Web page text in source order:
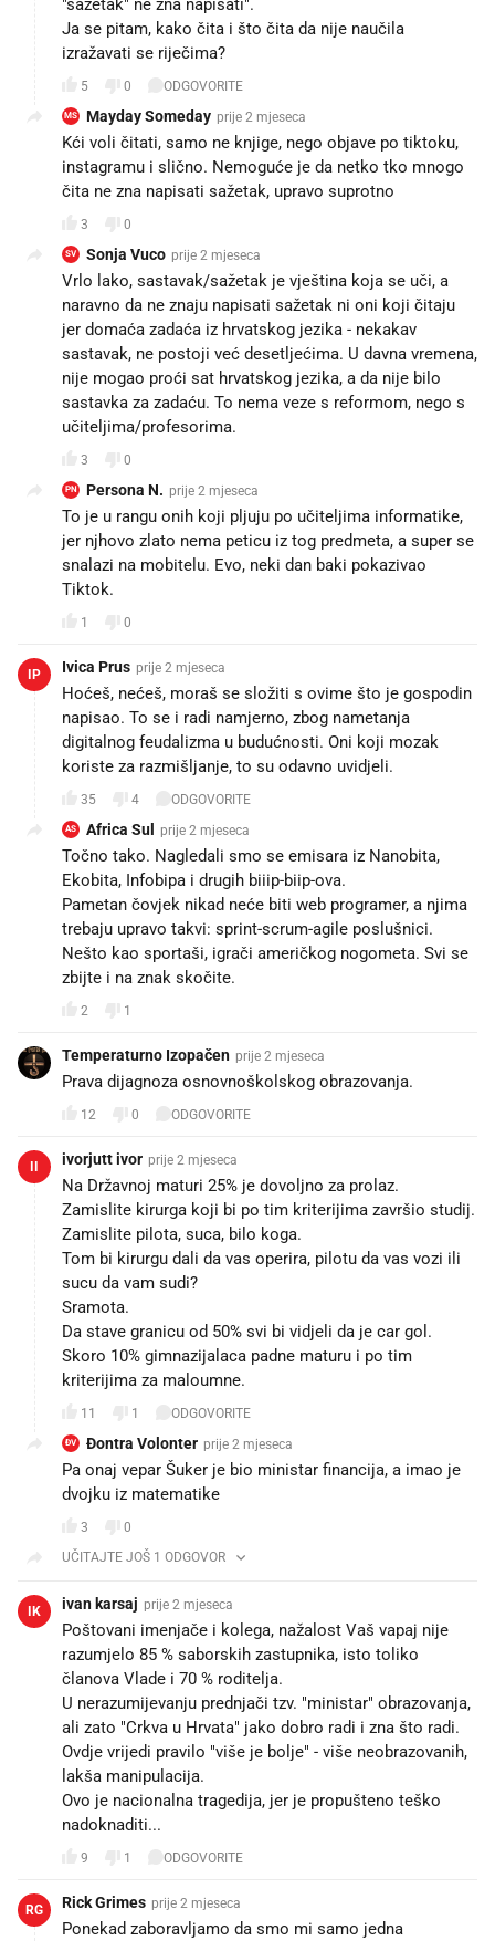
"sažetak" ne zna napisati".
Ja se pitam, kako čita i što čita da nije naučila
izražavati se riječima?
5 0 ODGOVORITE
MS Mayday Someday prije 2 mjeseca
Kći voli čitati, samo ne knjige, nego objave po tiktoku,
instagramu i slično. Nemoguće je da netko tko mnogo
čita ne zna napisati sažetak, upravo suprotno
3 0
SV Sonja Vuco prije 2 mjeseca
Vrlo lako, sastavak/sažetak je vještina koja se uči, a
naravno da ne znaju napisati sažetak ni oni koji čitaju
jer domaća zadaća iz hrvatskog jezika - nekakav
sastavak, ne postoji već desetljećima. U davna vremena,
nije mogao proći sat hrvatskog jezika, a da nije bilo
sastavka za zadaću. To nema veze s reformom, nego s
učiteljima/profesorima.
3 0
PN Persona N. prije 2 mjeseca
To je u rangu onih koji pljuju po učiteljima informatike,
jer njhovo zlato nema peticu iz tog predmeta, a super se
snalazi na mobitelu. Evo, neki dan baki pokazivao
Tiktok.
1 0
IP Ivica Prus prije 2 mjeseca
Hoćeš, nećeš, moraš se složiti s ovime što je gospodin
napisao. To se i radi namjerno, zbog nametanja
digitalnog feudalizma u budućnosti. Oni koji mozak
koriste za razmišljanje, to su odavno uvidjeli.
35 4 ODGOVORITE
AS Africa Sul prije 2 mjeseca
Točno tako. Nagledali smo se emisara iz Nanobita,
Ekobita, Infobipa i drugih biiip-biip-ova.
Pametan čovjek nikad neće biti web programer, a njima
trebaju upravo takvi: sprint-scrum-agile poslušnici.
Nešto kao sportaši, igrači američkog nogometa. Svi se
zbijte i na znak skočite.
2 1
Temperaturno Izopačen prije 2 mjeseca
Prava dijagnoza osnovnoškolskog obrazovanja.
12 0 ODGOVORITE
ivorjutt ivor prije 2 mjeseca
Na Državnoj maturi 25% je dovoljno za prolaz.
Zamislite kirurga koji bi po tim kriterijima završio studij.
Zamislite pilota, suca, bilo koga.
Tom bi kirurgu dali da vas operira, pilotu da vas vozi ili
sucu da vam sudi?
Sramota.
Da stave granicu od 50% svi bi vidjeli da je car gol.
Skoro 10% gimnazijalaca padne maturu i po tim
kriterijima za maloumne.
11 1 ODGOVORITE
ĐV Đontra Volonter prije 2 mjeseca
Pa onaj vepar Šuker je bio ministar financija, a imao je
dvojku iz matematike
3
0
UČITAJTE JOŠ 1 ODGOVOR
IK ivan karsaj prije 2 mjeseca
Poštovani imenjače i kolega, nažalost Vaš vapaj nije
razumjelo 85 % saborskih zastupnika, isto toliko
članova Vlade i 70 % roditelja.
U nerazumijevanju prednjači tzv. "ministar" obrazovanja,
ali zato "Crkva u Hrvata" jako dobro radi i zna što radi.
Ovdje vrijedi pravilo "više je bolje" - više neobrazovanih,
lakša manipulacija.
Ovo je nacionalna tragedija, jer je propušteno teško
nadoknaditi...
9 1 ODGOVORITE
RG Rick Grimes prije 2 mjeseca
Ponekad zaboravljamo da smo mi samo jedna